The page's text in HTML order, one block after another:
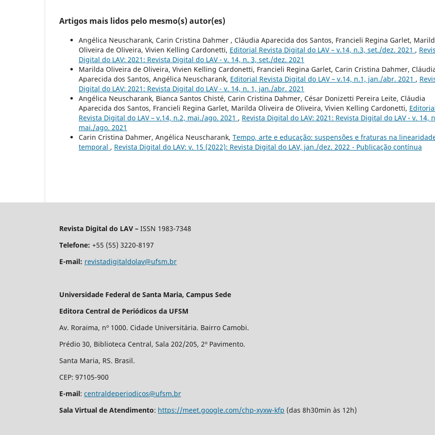
Artigos mais lidos pelo mesmo(s) autor(es)
Angélica Neuscharank, Carin Cristina Dahmer , Cláudia Aparecida dos Santos, Francieli Regina Garlet,
Oliveira de Oliveira, Vivien Kelling Cardonetti, Editorial Revista Digital do LAV – v.14, n.3, set./dez. 2021 ,
Digital do LAV: 2021: Revista Digital do LAV - v. 14, n. 3, set./dez. 2021
Marilda Oliveira de Oliveira, Vivien Kelling Cardonetti, Francieli Regina Garlet, Carin Cristina Dahmer,
Aparecida dos Santos, Angélica Neuscharank, Editorial Revista Digital do LAV – v.14, n.1, jan./abr. 2021 ,
Digital do LAV: 2021: Revista Digital do LAV - v. 14, n. 1, jan./abr. 2021
Angélica Neuscharank, Bianca Santos Chisté, Carin Cristina Dahmer, César Donizetti Pereira Leite, Cláudia
Aparecida dos Santos, Francieli Regina Garlet, Marilda Oliveira de Oliveira, Vivien Kelling Cardonetti,
Revista Digital do LAV – v.14, n.2, mai./ago. 2021 , Revista Digital do LAV: 2021: Revista Digital do LAV - v. 14,
mai./ago. 2021
Carin Cristina Dahmer, Angélica Neuscharank, Tempo, arte e educação: suspensões e fraturas na
temporal , Revista Digital do LAV: v. 15 (2022): Revista Digital do LAV, jan./dez. 2022 - Publicação contínua
Revista Digital do LAV – ISSN 1983-7348
Telefone: +55 (55) 3220-8197
E-mail: revistadigitaldolav@ufsm.br
Universidade Federal de Santa Maria, Campus Sede
Editora Central de Periódicos da UFSM
Av. Roraima, nº 1000. Cidade Universitária. Bairro Camobi.
Prédio 30, Biblioteca Central, Sala 202/205, 2º Pavimento.
Santa Maria, RS. Brasil.
CEP: 97105-900
E-mail: centraldeperiodicos@ufsm.br
Sala Virtual de Atendimento: https://meet.google.com/chp-xyxw-kfp (das 8h30min às 12h)